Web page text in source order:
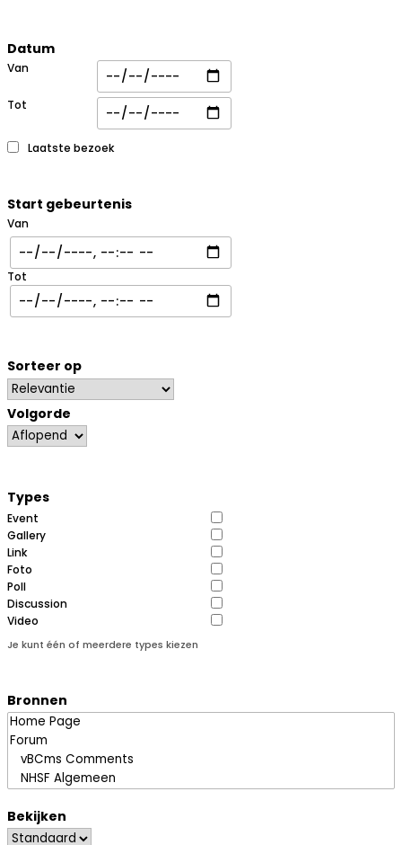
Datum
Van
Tot
Laatste bezoek
Start gebeurtenis
Van
Tot
Sorteer op
Volgorde
Types
Event
Gallery
Link
Foto
Poll
Discussion
Video
Je kunt één of meerdere types kiezen
Bronnen
Bekijken